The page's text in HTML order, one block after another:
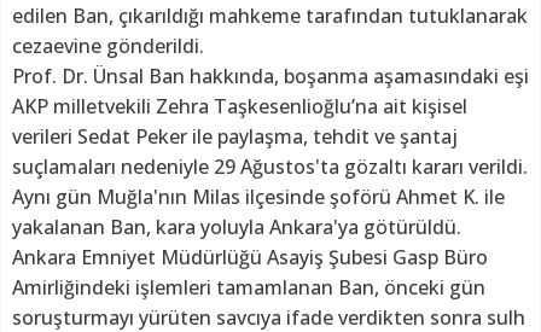
edilen Ban, çıkarıldığı mahkeme tarafından tutuklanarak
cezaevine gönderildi.
Prof. Dr. Ünsal Ban hakkında, boşanma aşamasındaki eşi
AKP milletvekili Zehra Taşkesenlioğlu’na ait kişisel
verileri Sedat Peker ile paylaşma, tehdit ve şantaj
suçlamaları nedeniyle 29 Ağustos'ta gözaltı kararı verildi.
Aynı gün Muğla'nın Milas ilçesinde şoförü Ahmet K. ile
yakalanan Ban, kara yoluyla Ankara'ya götürüldü.
Ankara Emniyet Müdürlüğü Asayiş Şubesi Gasp Büro
Amirliğindeki işlemleri tamamlanan Ban, önceki gün
soruşturmayı yürüten savcıya ifade verdikten sonra sulh